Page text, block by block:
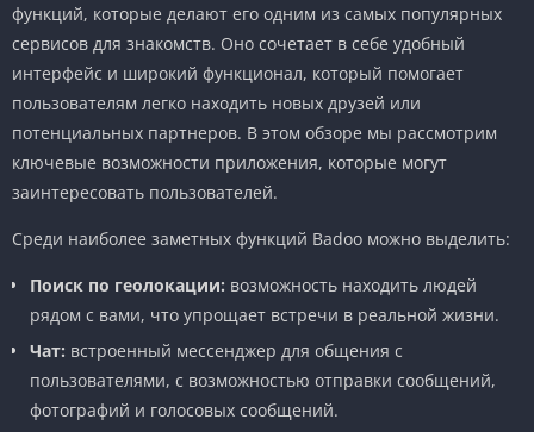
функций, которые делают его одним из самых популярных
сервисов для знакомств. Оно сочетает в себе удобный
интерфейс и широкий функционал, который помогает
пользователям легко находить новых друзей или
потенциальных партнеров. В этом обзоре мы рассмотрим
ключевые возможности приложения, которые могут
заинтересовать пользователей.
Среди наиболее заметных функций Badoo можно выделить:
Поиск по геолокации: возможность находить людей
рядом с вами, что упрощает встречи в реальной жизни.
Чат: встроенный мессенджер для общения с
пользователями, с возможностью отправки сообщений,
фотографий и голосовых сообщений.